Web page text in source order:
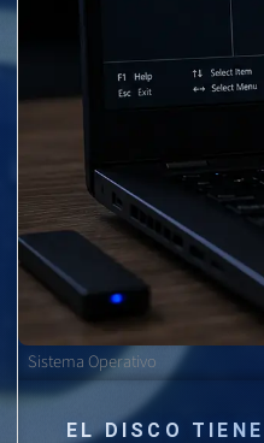
Sistema Operativo
EL DISCO